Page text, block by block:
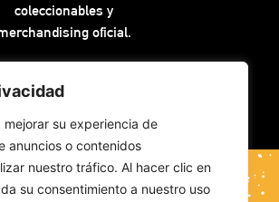
mejorar su experiencia de
anuncios o contenidos
nuestro tráfico. Al hacer clic en
su consentimiento a nuestro uso
coleccionables y
oficial.